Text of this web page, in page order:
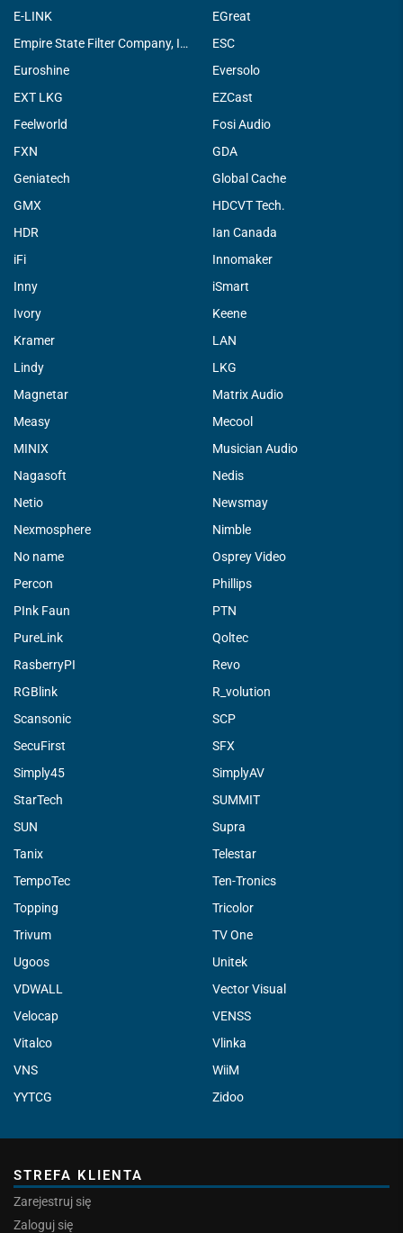
E-LINK
EGreat
Empire State Filter Company, INC.
ESC
Euroshine
Eversolo
EXT LKG
EZCast
Feelworld
Fosi Audio
FXN
GDA
Geniatech
Global Cache
GMX
HDCVT Tech.
HDR
Ian Canada
iFi
Innomaker
Inny
iSmart
Ivory
Keene
Kramer
LAN
Lindy
LKG
Magnetar
Matrix Audio
Measy
Mecool
MINIX
Musician Audio
Nagasoft
Nedis
Netio
Newsmay
Nexmosphere
Nimble
No name
Osprey Video
Percon
Phillips
PInk Faun
PTN
PureLink
Qoltec
RasberryPI
Revo
RGBlink
R_volution
Scansonic
SCP
SecuFirst
SFX
Simply45
SimplyAV
StarTech
SUMMIT
SUN
Supra
Tanix
Telestar
TempoTec
Ten-Tronics
Topping
Tricolor
Trivum
TV One
Ugoos
Unitek
VDWALL
Vector Visual
Velocap
VENSS
Vitalco
Vlinka
VNS
WiiM
YYTCG
Zidoo
STREFA KLIENTA
Zarejestruj się
Zaloguj się